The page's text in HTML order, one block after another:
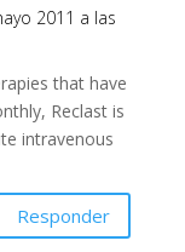
2011 a las
that have
Reclast is
intravenous
Responder